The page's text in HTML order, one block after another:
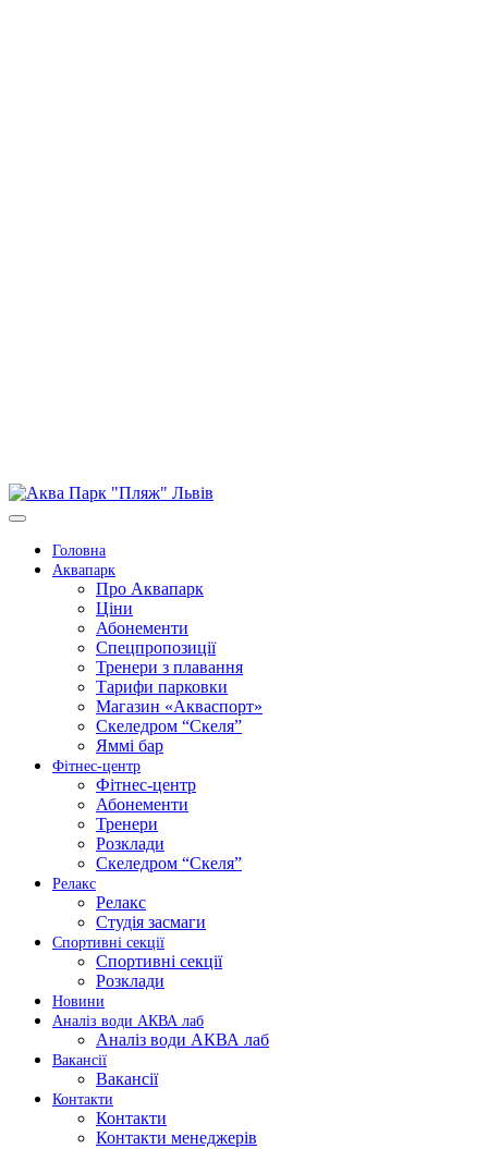
Головна
Аквапарк
Про Аквапарк
Ціни
Абонементи
Спецпропозиції
Тренери з плавання
Тарифи парковки
Магазин «Акваспорт»
Скеледром “Скеля”
Яммі бар
Фітнес-центр
Фітнес-центр
Абонементи
Тренери
Розклади
Скеледром “Скеля”
Релакс
Релакс
Студія засмаги
Спортивні секції
Спортивні секції
Розклади
Новини
Аналіз води АКВА лаб​
Аналіз води АКВА лаб​
Вакансії
Вакансії
Контакти
Контакти
Контакти менеджерів